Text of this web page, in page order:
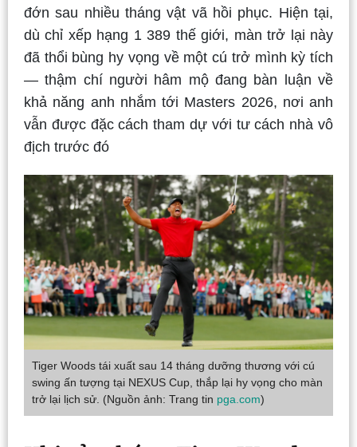
đớn sau nhiều tháng vật vã hồi phục. Hiện tại,
dù chỉ xếp hạng 1 389 thế giới, màn trở lại này
đã thổi bùng hy vọng về một cú trở mình kỳ tích
— thậm chí người hâm mộ đang bàn luận về
khả năng anh nhắm tới Masters 2026, nơi anh
vẫn được đặc cách tham dự với tư cách nhà vô
địch trước đó
Tiger Woods tái xuất sau 14 tháng dưỡng thương với cú
swing ấn tượng tại NEXUS Cup, thắp lại hy vọng cho màn
trở lại lịch sử. (Nguồn ảnh: Trang tin pga.com)